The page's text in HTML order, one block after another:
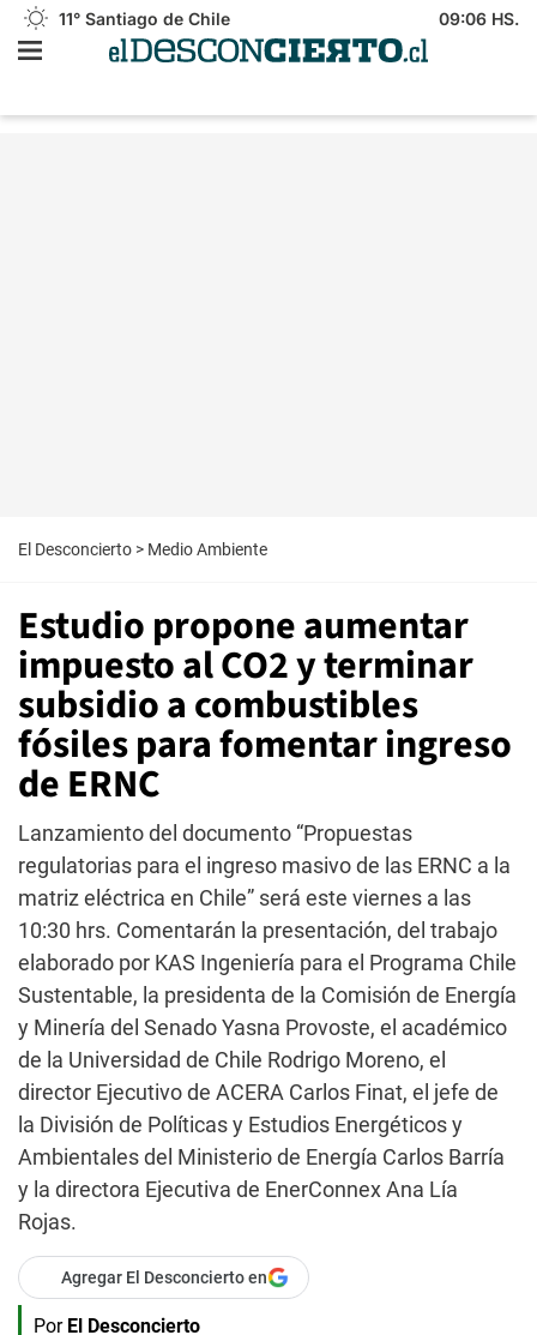
11° Santiago de Chile 09:06 HS.
El Desconcierto > Medio Ambiente
Estudio propone aumentar
impuesto al CO2 y terminar
subsidio a combustibles
fósiles para fomentar ingreso
de ERNC
Lanzamiento del documento “Propuestas
regulatorias para el ingreso masivo de las ERNC a la
matriz eléctrica en Chile” será este viernes a las
10:30 hrs. Comentarán la presentación, del trabajo
elaborado por KAS Ingeniería para el Programa Chile
Sustentable, la presidenta de la Comisión de Energía
y Minería del Senado Yasna Provoste, el académico
de la Universidad de Chile Rodrigo Moreno, el
director Ejecutivo de ACERA Carlos Finat, el jefe de
la División de Políticas y Estudios Energéticos y
Ambientales del Ministerio de Energía Carlos Barría
y la directora Ejecutiva de EnerConnex Ana Lía
Rojas.
Agregar El Desconcierto en
Por El Desconcierto